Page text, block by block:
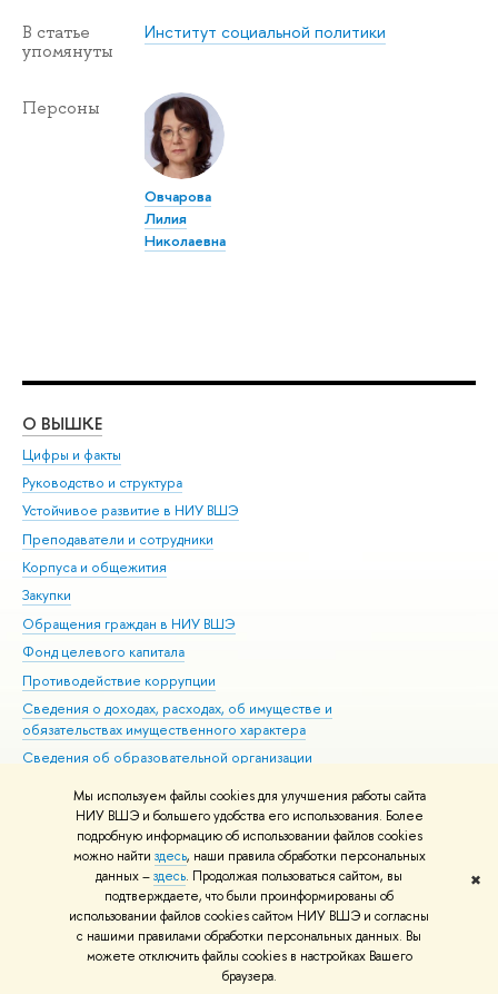
Мы используем файлы cookies для улучшения работы сайта
НИУ ВШЭ и большего удобства его использования. Более
подробную информацию об использовании файлов cookies
можно найти здесь, наши правила обработки персональных
данных –здесь. Продолжая пользоваться сайтом, вы
подтверждаете, что были проинформированы об
использовании файлов cookies сайтом НИУ ВШЭ и согласны
с нашими правилами обработки персональных данных. Вы
можете отключить файлы cookies в настройках Вашего
браузера.
✖
В статье
упомянуты
Институт социальной политики
Персоны
Овчарова
Лилия
Николаевна
О ВЫШКЕ
Цифры и факты
Руководство и структура
Устойчивое развитие в НИУ ВШЭ
Преподаватели и сотрудники
Корпуса и общежития
Закупки
Обращения граждан в НИУ ВШЭ
Фонд целевого капитала
Противодействие коррупции
Сведения о доходах, расходах, об имуществе и
обязательствах имущественного характера
Сведения об образовательной организации
Людям с ограниченными возможностями здоровья
Единая платежная страница
Работа в Вышке
© НИУ ВШЭ 1993–2026 Адреса и контакты Условия использования
материалов Политика конфиденциальности Карта сайта
Шрифты HSE Sans и HSE Slab разработаны вШколе дизайна НИУ ВШЭ